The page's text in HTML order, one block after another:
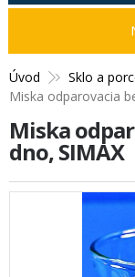
Úvod Sklo a
Miska odparovacia
Miska
dno, SIMAX